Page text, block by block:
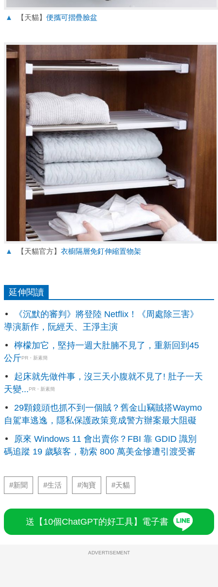
▲ 【天貓】 便攜可摺疊臉盆
▲ 【天貓官方】 衣櫥隔層免釘伸縮置物架
延伸閱讀
《沉默的審判》將登陸 Netflix！《周處除三害》
導演新作，阮經天、王淨主演
檸檬加它，堅持一週大肚腩不見了，重新回到45
公斤PR・新素簡
起床就先做件事，沒三天小腹就不見了! 肚子一天
天變...PR・新素簡
29顆鏡頭也抓不到一個賊？舊金山竊賊搭Waymo
自駕車逃逸，隱私保護政策竟成警方辦案最大阻礙
原來 Windows 11 會出賣你？FBI 靠 GDID 識別
碼追蹤 19 歲駭客，勒索 800 萬美金慘遭引渡受審
#新聞 #生活 #淘寶 #天貓
送【10個ChatGPT的好工具】電子書
ADVERTISEMENT